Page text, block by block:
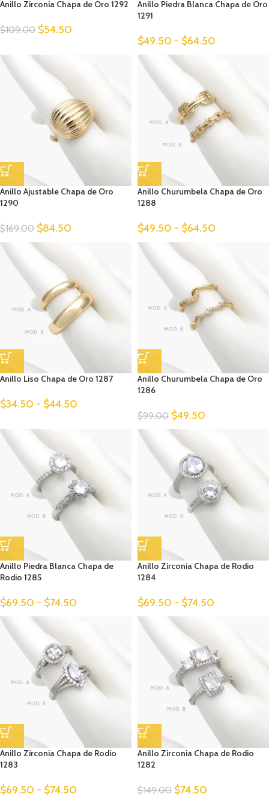
Anillo Zirconia Chapa de Oro 1292
$109.00 $54.50
Anillo Piedra Blanca Chapa de Oro
1291
$49.50 - $64.50
Anillo Ajustable Chapa de Oro
1290
$169.00 $84.50
Anillo Churumbela Chapa de Oro
1288
$49.50 - $64.50
Anillo Liso Chapa de Oro 1287
$34.50 - $44.50
Anillo Churumbela Chapa de Oro
1286
$99.00 $49.50
Anillo Piedra Blanca Chapa de
Rodio 1285
$69.50 - $74.50
Anillo Zirconia Chapa de Rodio
1284
$69.50 - $74.50
Anillo Zirconia Chapa de Rodio
1283
$69.50 - $74.50
Anillo Zirconia Chapa de Rodio
1282
$149.00 $74.50